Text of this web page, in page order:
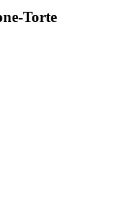
Torte